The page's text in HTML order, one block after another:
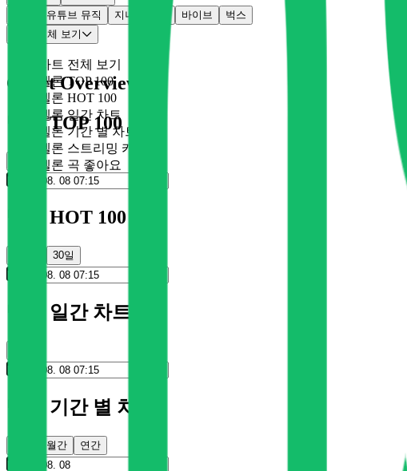
유튜브 뮤직 지니 바이브
벅스
차트 전체 보기
차트 전체 보기
멜론 TOP 100
멜론 HOT 100
멜론 일간 차트
멜론 기간 별 차트
멜론 스트리밍 카드
멜론 곡 좋아요
Chart Overview
멜론 TOP 100
멜론 HOT 100
30일
멜론 일간 차트
멜론 기간 별 차트
월간 연간